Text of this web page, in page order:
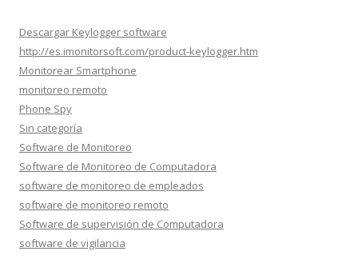
Descargar Keylogger software
http://es.imonitorsoft.com/product-keylogger.htm
Monitorear Smartphone
monitoreo remoto
Phone Spy
Sin categoría
Software de Monitoreo
Software de Monitoreo de Computadora
software de monitoreo de empleados
software de monitoreo remoto
Software de supervisión de Computadora
software de vigilancia